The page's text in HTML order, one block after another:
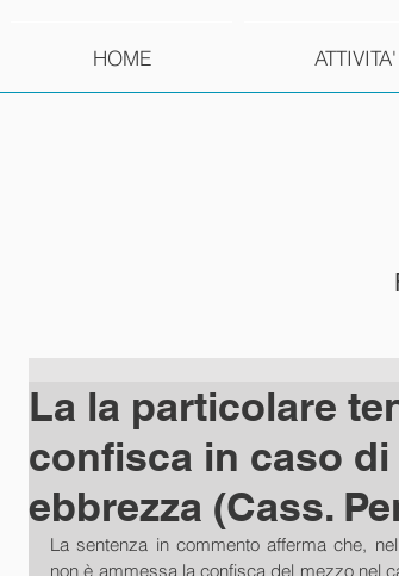
HOME ATTIVITA'
La la particolare
confisca in caso
ebbrezza (Cass.
La sentenza in commento afferma che,
non è ammessa la confisca del mezzo nel